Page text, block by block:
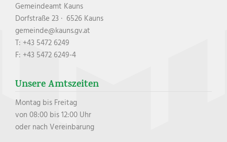
Gemeindeamt Kauns
Dorfstraße 23 · 6526 Kauns
gemeinde@kauns.gv.at
T: +43 5472 6249
F: +43 5472 6249-4
Unsere Amtszeiten
Montag bis Freitag
von 08:00 bis 12:00 Uhr
oder nach Vereinbarung